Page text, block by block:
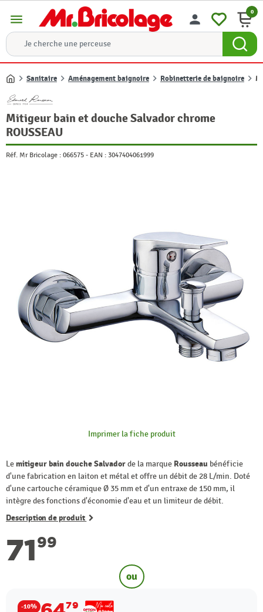
menu person 0
Accueil
Sanitaire Aménagement baignoire Robinetterie de baignoire
Mitigeur bain et douche Salvador chrome
ROUSSEAU
Réf. Mr Bricolage : 066575 - EAN : 3047404061999
Imprimer la fiche produit
Lemitigeur bain douche Salvadorde la marque Rousseau bénéficie
d'une fabrication en laiton et métal et offre un débit de 28 L/min. Doté
d'une cartouche céramique Ø 35 mm et d'un entraxe de 150 mm, il
intègre des fonctions d'économie d'eau et un limiteur de débit.
Description de produit
7199
ou
-10% 79